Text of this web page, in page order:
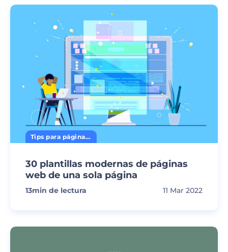
Tips para página web
30 plantillas modernas de páginas
web de una sola página
13min de lectura 11 Mar 2022